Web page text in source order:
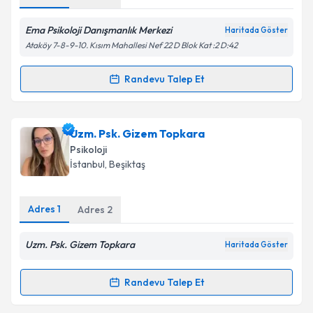
Kişisel verilerimin işlenmesine ilişkinAydınlatma
kapsamda işlenmesini kabul ediyorum.
Ema Psikoloji Danışmanlık Merkezi Haritada Göster
Ataköy 7-8-9-10. Kısım Mahallesi Nef 22 D Blok Kat :2 D:42
Randevu Talep Et
Randevu Takvimi Talebi
Psk. Ece İnceiçin randevu takvimi talebi oluşturun.
Size bu uzmandan randevu almanız için bir takvim
hazırlandığında e-posta ile bilgilendireceğiz.
Metni'ni okudum ve kişisel verilerimin belirtilen
kapsamda işlenmesini kabul ediyorum.
Uzm. Psk. Gizem Topkara
Psikoloji
İstanbul, Beşiktaş
Adres 1 Adres 2
Uzm. Psk. Gizem Topkara Haritada Göster
Randevu Talep Et
Randevu Takvimi Talebi